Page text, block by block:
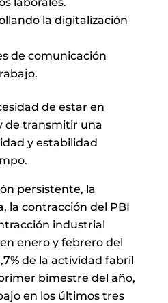
la digitalización
de comunicación
de estar en
de transmitir una
y estabilidad
persistente, la
la contracción del PBI
industrial
enero y febrero del
de la actividad fabril
bimestre del año,
en los últimos tres